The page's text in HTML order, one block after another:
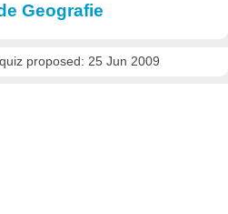
Geografie
proposed: 25 Jun 2009